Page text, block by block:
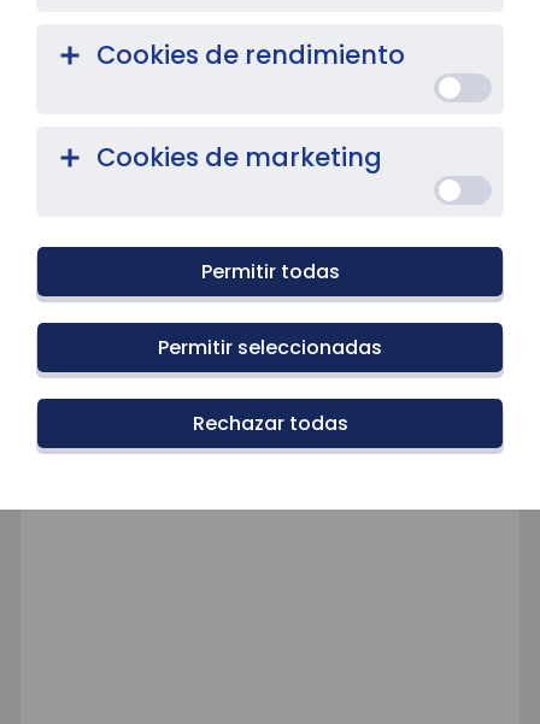
Cookies de rendimiento
Cookies de marketing
Permitir todas
Permitir seleccionadas
Rechazar todas